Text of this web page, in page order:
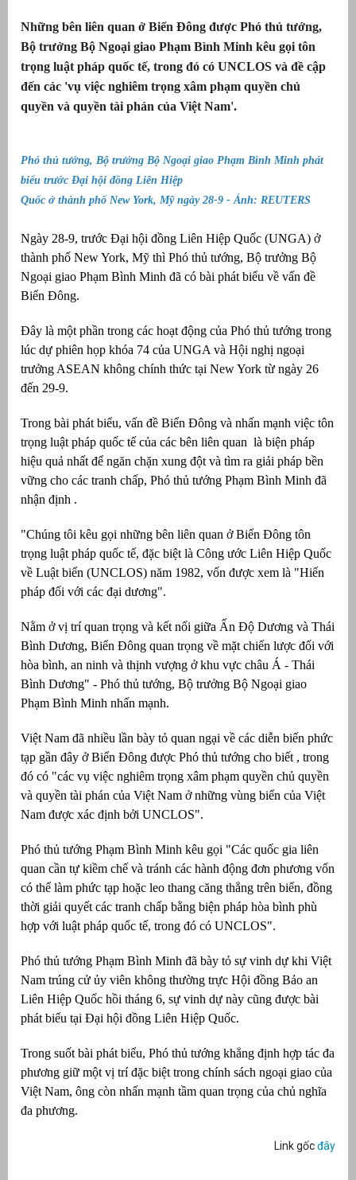
Những bên liên quan ở Biển Đông được Phó thủ tướng,
Bộ trưởng Bộ Ngoại giao Phạm Bình Minh kêu gọi tôn
trọng luật pháp quốc tế, trong đó có UNCLOS và đề cập
đến các 'vụ việc nghiêm trọng xâm phạm quyền chủ
quyền và quyền tài phán của Việt Nam'.
Phó thủ tướng, Bộ trưởng Bộ Ngoại giao Phạm Bình Minh phát
biểu trước Đại hội đồng Liên Hiệp
Quốc ở thành phố New York, Mỹ ngày 28-9 - Ảnh: REUTERS
Ngày 28-9, trước Đại hội đồng Liên Hiệp Quốc (UNGA) ở
thành phố New York, Mỹ thì Phó thủ tướng, Bộ trưởng Bộ
Ngoại giao Phạm Bình Minh đã có bài phát biểu về vấn đề
Biển Đông.
Đây là một phần trong các hoạt động của Phó thủ tướng trong
lúc dự phiên họp khóa 74 của UNGA và Hội nghị ngoại
trưởng ASEAN không chính thức tại New York từ ngày 26
đến 29-9.
Trong bài phát biểu, vấn đề Biển Đông và nhấn mạnh việc tôn
trọng luật pháp quốc tế của các bên liên quan là biện pháp
hiệu quả nhất để ngăn chặn xung đột và tìm ra giải pháp bền
vững cho các tranh chấp, Phó thủ tướng Phạm Bình Minh đã
nhận định .
"Chúng tôi kêu gọi những bên liên quan ở Biển Đông tôn
trọng luật pháp quốc tế, đặc biệt là Công ước Liên Hiệp Quốc
về Luật biển (UNCLOS) năm 1982, vốn được xem là "Hiến
pháp đối với các đại dương".
Nằm ở vị trí quan trọng và kết nối giữa Ấn Độ Dương và Thái
Bình Dương, Biển Đông quan trọng về mặt chiến lược đối với
hòa bình, an ninh và thịnh vượng ở khu vực châu Á - Thái
Bình Dương" - Phó thủ tướng, Bộ trưởng Bộ Ngoại giao
Phạm Bình Minh nhấn mạnh.
Việt Nam đã nhiều lần bày tỏ quan ngại về các diễn biến phức
tạp gần đây ở Biển Đông được Phó thủ tướng cho biết , trong
đó có "các vụ việc nghiêm trọng xâm phạm quyền chủ quyền
và quyền tài phán của Việt Nam ở những vùng biển của Việt
Nam được xác định bởi UNCLOS".
Phó thủ tướng Phạm Bình Minh kêu gọi "Các quốc gia liên
quan cần tự kiềm chế và tránh các hành động đơn phương vốn
có thể làm phức tạp hoặc leo thang căng thẳng trên biển, đồng
thời giải quyết các tranh chấp bằng biện pháp hòa bình phù
hợp với luật pháp quốc tế, trong đó có UNCLOS".
Phó thủ tướng Phạm Bình Minh đã bày tỏ sự vinh dự khi Việt
Nam trúng cử ủy viên không thường trực Hội đồng Bảo an
Liên Hiệp Quốc hồi tháng 6, sự vinh dự này cũng được bài
phát biểu tại Đại hội đồng Liên Hiệp Quốc.
Trong suốt bài phát biểu, Phó thủ tướng khẳng định hợp tác đa
phương giữ một vị trí đặc biệt trong chính sách ngoại giao của
Việt Nam, ông còn nhấn mạnh tầm quan trọng của chủ nghĩa
đa phương.
Link gốcđây